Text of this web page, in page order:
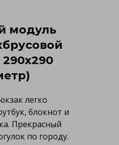
модуль
легко
блокнот и
Прекрасный
по городу.